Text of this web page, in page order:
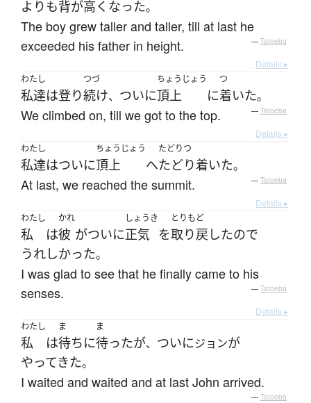
よりも背が高く なった。
The boy grew taller and taller, till at last he
exceeded his father in height.
— Tatoeba
Details ▸
わたし
私達は登り
つづ
続け、 ついに
ちょうじょう
頂上 に
つ
着いた。
We climbed on, till we got to the top. — Tatoeba
Details ▸
わたし
私達はついに
ちょうじょう
頂上 へ
たどりつ
たどり着いた。
At last, we reached the summit. — Tatoeba
Details ▸
わたし
私 は
かれ
彼 がついに
しょうき
正気 を
とりもど
取り戻したので
うれしかった。
I was glad to see that he finally came to his
senses.
— Tatoeba
Details ▸
わたし
私 は
ま
待ちに
ま
待ったが、 ついにジョンが
やってきた。
I waited and waited and at last John arrived.
— Tatoeba